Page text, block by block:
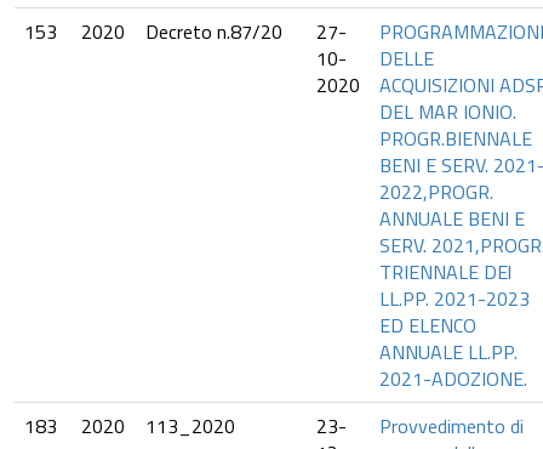
153
2020 Decreto n.87/20
27-
10-
2020
DELLE
ACQUISIZIONI
DEL MAR IONIO.
PROGR.BIENNALE
BENI E SERV.
2022,PROGR.
ANNUALE BENI E
SERV.
TRIENNALE DEl
LL.PP. 2021-2023
ED ELENCO
ANNUALE LL.PP.
2021-ADOZIONE.
183
2020 113_2020
23-
Provvedimento di